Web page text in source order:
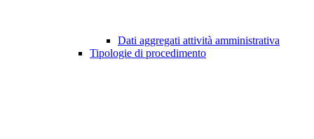
Dati aggregati attività amministrativa
Tipologie di procedimento